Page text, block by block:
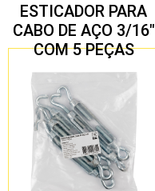
ESTICADOR PARA
CABO DE AÇO 3/16″
COM 5 PEÇAS